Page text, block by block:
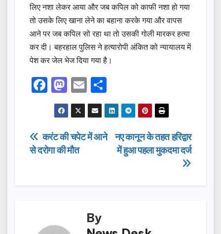
लिए नशा लेकर आया और जब कपिल को काफी नशा हो गया
तो उसके लिए खाना लेने का बहाना करके गया और वापस
आने पर जब कपिल सो रहा था तो उसकी गोली मारकर हत्या
कर दी। बहरहाल पुलिस ने हत्यारोपी अंकित को न्यायालय में
पेश कर जेल भेज दिया गया है।
F
a
c
e
b
M
a
st
o
d
E
m
ail
h
ar
e
Post
navigation
नए कानून के तहत हरिद्वार
में हुआ पहला मुकदमा दर्ज
करंट की चपेट में आने
से दरोगा की मौत
By